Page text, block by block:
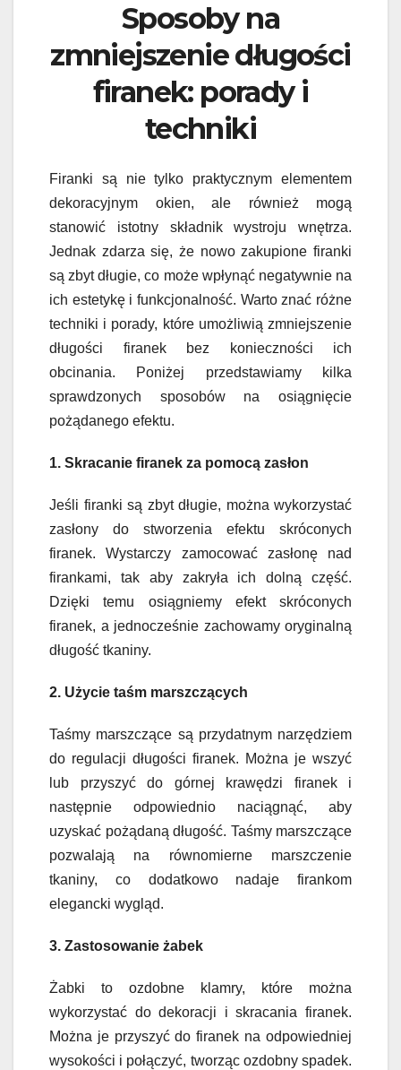
Sposoby na
zmniejszenie długości
firanek: porady i
techniki
Firanki są nie tylko praktycznym elementem
dekoracyjnym okien, ale również mogą
stanowić istotny składnik wystroju wnętrza.
Jednak zdarza się, że nowo zakupione firanki
są zbyt długie, co może wpłynąć negatywnie na
ich estetykę i funkcjonalność. Warto znać różne
techniki i porady, które umożliwią zmniejszenie
długości firanek bez konieczności ich
obcinania. Poniżej przedstawiamy kilka
sprawdzonych sposobów na osiągnięcie
pożądanego efektu.
1. Skracanie firanek za pomocą zasłon
Jeśli firanki są zbyt długie, można wykorzystać
zasłony do stworzenia efektu skróconych
firanek. Wystarczy zamocować zasłonę nad
firankami, tak aby zakryła ich dolną część.
Dzięki temu osiągniemy efekt skróconych
firanek, a jednocześnie zachowamy oryginalną
długość tkaniny.
2. Użycie taśm marszczących
Taśmy marszczące są przydatnym narzędziem
do regulacji długości firanek. Można je wszyć
lub przyszyć do górnej krawędzi firanek i
następnie odpowiednio naciągnąć, aby
uzyskać pożądaną długość. Taśmy marszczące
pozwalają na równomierne marszczenie
tkaniny, co dodatkowo nadaje firankom
elegancki wygląd.
3. Zastosowanie żabek
Żabki to ozdobne klamry, które można
wykorzystać do dekoracji i skracania firanek.
Można je przyszyć do firanek na odpowiedniej
wysokości i połączyć, tworząc ozdobny spadek.